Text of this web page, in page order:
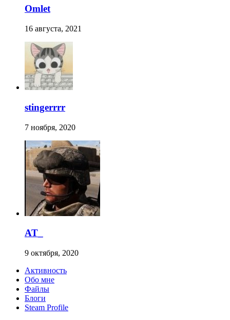
Omlet
16 августа, 2021
stingerrrr
7 ноября, 2020
AT_
9 октября, 2020
Активность
Обо мне
Файлы
Блоги
Steam Profile